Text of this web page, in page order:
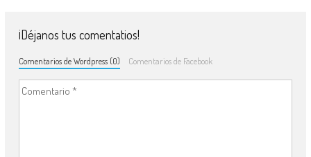
¡Déjanos tus comentatios!
Comentarios de Wordpress (0) Comentarios de Facebook